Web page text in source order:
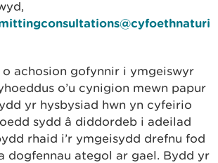
o achosion gofynnir i ymgeiswyr
o’u cynigion mewn papur
yr hysbysiad hwn yn cyfeirio
sydd â diddordeb i adeilad
rhaid i’r ymgeisydd drefnu fod
dogfennau ategol ar gael. Bydd yr